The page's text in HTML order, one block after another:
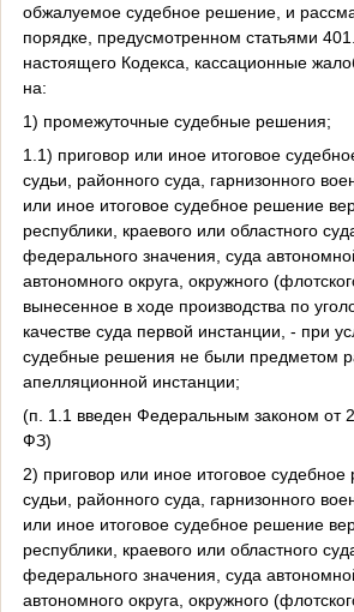
обжалуемое судебное решение, и
порядке, предусмотренном статьями
настоящего Кодекса, кассационные
на:
1) промежуточные судебные решения;
1.1) приговор или иное итоговое
судьи, районного суда, гарнизонного
или иное итоговое судебное решение
республики, краевого или областного
федерального значения, суда
автономного округа, окружного
вынесенное в ходе производства по
качестве суда первой инстанции, - при
судебные решения не были предметом
апелляционной инстанции;
(п. 1.1 введен Федеральным законом от
ФЗ)
2) приговор или иное итоговое
судьи, районного суда, гарнизонного
или иное итоговое судебное решение
республики, краевого или областного
федерального значения, суда
автономного округа, окружного